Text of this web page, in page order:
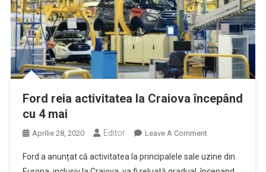
MAI
Ford reia activitatea la Craiova începând
cu 4 mai
Aprilie 28, 2020 Editor Leave A CommentOn
Reia
Ford a anunțat că activitatea la principalele sale uzine din